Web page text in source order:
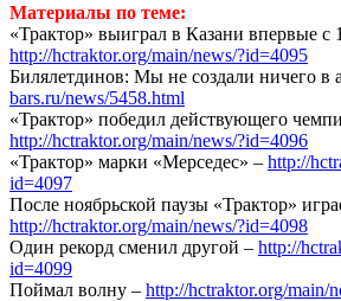
Материалы по теме:
«Трактор» выиграл в Казани впервые с
http://hctraktor.org/main/news/?id=4095
Билялетдинов: Мы не создали ничего в
bars.ru/news/5458.html
«Трактор» победил действующего
http://hctraktor.org/main/news/?id=4096
«Трактор» марки «Мерседес» – http://
id=4097
После ноябрьской паузы «Трактор»
http://hctraktor.org/main/news/?id=4098
Один рекорд сменил другой – http://
id=4099
Поймал волну – http://hctraktor.org/main/